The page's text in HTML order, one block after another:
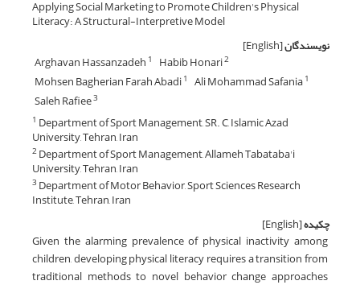
Applying Social Marketing to Promote Children's Physical
Literacy: A Structural-Interpretive Model
نویسندگان[English]
Arghavan Hassanzadeh 1 Habib Honari2
Mohsen Bagherian Farah Abadi1 Ali Mohammad Safania1
Saleh Rafiee3
1 Department of Sport Management, SR. C, Islamic Azad
University, Tehran, Iran
2Department of Sport Management, Allameh Tabataba'i
University, Tehran, Iran
3 Department of Motor Behavior, Sport Sciences Research
Institute, Tehran, Iran
چکیده[English]
Given the alarming prevalence of physical inactivity among
children, developing physical literacy requires a transition from
traditional methods to novel behavior change approaches